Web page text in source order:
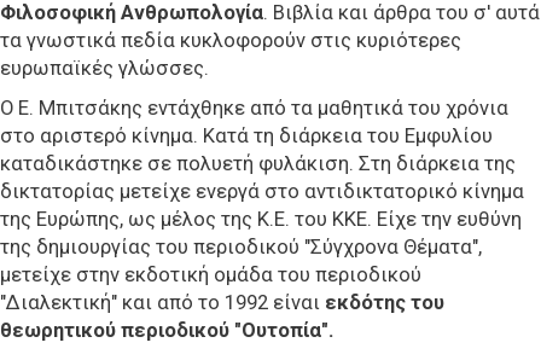
Φιλοσοφική Ανθρωπολογία. Βιβλία και άρθρα του σ' αυτά
τα γνωστικά πεδία κυκλοφορούν στις κυριότερες
ευρωπαϊκές γλώσσες.
Ο Ε. Μπιτσάκης εντάχθηκε από τα μαθητικά του χρόνια
στο αριστερό κίνημα. Κατά τη διάρκεια του Εμφυλίου
καταδικάστηκε σε πολυετή φυλάκιση. Στη διάρκεια της
δικτατορίας μετείχε ενεργά στο αντιδικτατορικό κίνημα
της Ευρώπης, ως μέλος της Κ.Ε. του ΚΚΕ. Eίχε την ευθύνη
της δημιουργίας του περιοδικού "Σύγχρονα Θέματα",
μετείχε στην εκδοτική ομάδα του περιοδικού
"Διαλεκτική" και από το 1992 είναι εκδότης του
θεωρητικού περιοδικού "Ουτοπία".